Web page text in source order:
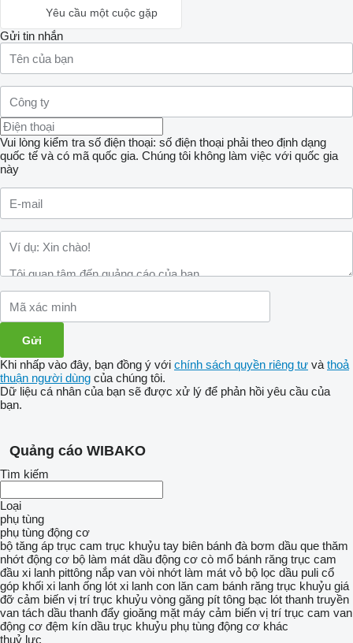
Yêu cầu một cuộc gặp
Gửi tin nhắn
Vui lòng kiểm tra số điện thoại: số điện thoại phải theo định dạng
quốc tế và có mã quốc gia. Chúng tôi không làm việc với quốc gia
này
Khi nhấp vào đây, bạn đồng ý với chính sách quyền riêng tư và thoả
thuận người dùng của chúng tôi.
Dữ liệu cá nhân của bạn sẽ được xử lý để phản hồi yêu cầu của
bạn.
Quảng cáo WIBAKO
Tìm kiếm
Loại
phụ tùng
phụ tùng động cơ
bộ tăng áp trục cam trục khuỷu tay biên bánh đà bơm dầu que thăm
nhớt động cơ bộ làm mát dầu động cơ cò mổ bánh răng trục cam
đầu xi lanh pittông nắp van vòi nhớt làm mát vỏ bộ lọc dầu puli cổ
góp khối xi lanh ống lót xi lanh con lăn cam bánh răng trục khuỷu giá
đỡ cảm biến vị trí trục khuỷu vòng găng pít tông bạc lót thanh truyền
van tách dầu thanh đẩy gioăng mặt máy cảm biến vị trí trục cam van
động cơ đệm kín dầu trục khuỷu phụ tùng động cơ khác
thuỷ lực